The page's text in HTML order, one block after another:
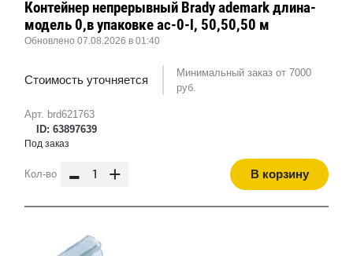
Арт. brd621763
ID: 63897639
Контейнер непрерывный Brady ademark длина-
модель 0,в упаковке ac-0-l, 50,50,50 м
Обновлено 07.08.2026 в 01:40
Стоимость уточняется
Минимальный заказ от 7000
руб.
Под заказ
Кол-во - + В корзину